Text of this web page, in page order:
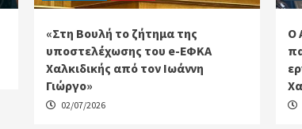
«Στη Βουλή το ζήτημα της
υποστελέχωσης του e-ΕΦΚΑ
Χαλκιδικής από τον Ιωάννη
Γιώργο»
02/07/2026
Ο